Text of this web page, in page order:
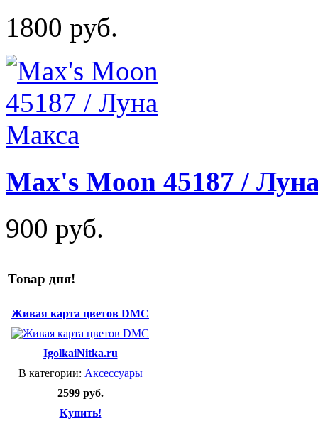
1800 руб.
Max's Moon 45187 /
900 руб.
Товар дня!
Живая карта цветов DMC
IgolkaiNitka.ru
В категории: Аксессуары
2599 руб.
Купить!